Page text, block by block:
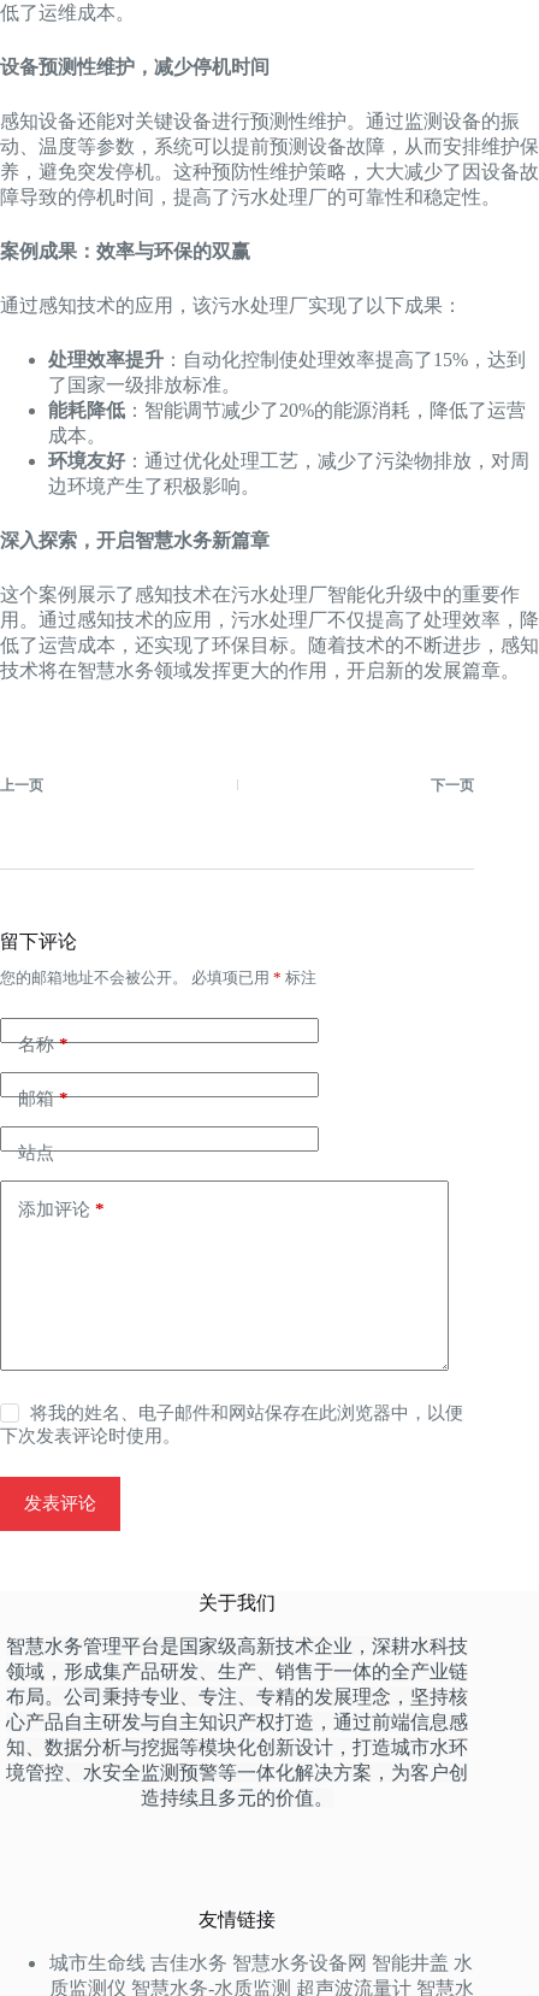
低了运维成本。
设备预测性维护，减少停机时间
感知设备还能对关键设备进行预测性维护。通过监测设备的振
动、温度等参数，系统可以提前预测设备故障，从而安排维护保
养，避免突发停机。这种预防性维护策略，大大减少了因设备故
障导致的停机时间，提高了污水处理厂的可靠性和稳定性。
案例成果：效率与环保的双赢
通过感知技术的应用，该污水处理厂实现了以下成果：
处理效率提升 ：自动化控制使处理效率提高了15%，达到
了国家一级排放标准。
能耗降低 ：智能调节减少了20%的能源消耗，降低了运营
成本。
环境友好：通过优化处理工艺，减少了污染物排放，对周
边环境产生了积极影响。
深入探索，开启智慧水务新篇章
这个案例展示了感知技术在污水处理厂智能化升级中的重要作
用。通过感知技术的应用，污水处理厂不仅提高了处理效率，降
低了运营成本，还实现了环保目标。随着技术的不断进步，感知
技术将在智慧水务领域发挥更大的作用，开启新的发展篇章。
上一页 下一页
留下评论
您的邮箱地址不会被公开。 必填项已用 * 标注
名称*
邮箱*
站点
添加评论 *
将我的姓名、电子邮件和网站保存在此浏览器中，以便
下次发表评论时使用。
发表评论
关于我们
智慧水务管理平台是国家级高新技术企业，深耕水科技
领域，形成集产品研发、生产、销售于一体的全产业链
布局。公司秉持专业、专注、专精的发展理念，坚持核
心产品自主研发与自主知识产权打造，通过前端信息感
知、数据分析与挖掘等模块化创新设计，打造城市水环
境管控、水安全监测预警等一体化解决方案，为客户创
造持续且多元的价值。
友情链接
城市生命线 吉佳水务 智慧水务设备网 智能井盖 水
质监测仪 智慧水务-水质监测 超声波流量计 智慧水